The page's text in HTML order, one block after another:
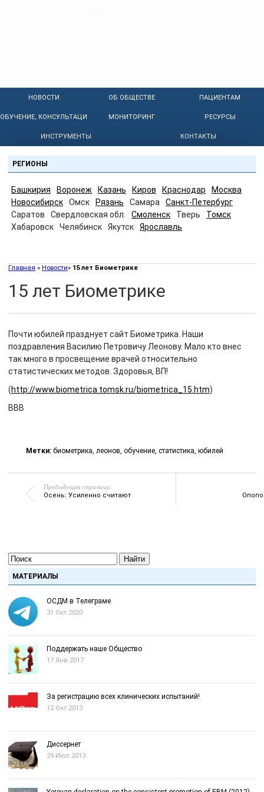
НОВОСТИ ОБ ОБЩЕСТВЕ ПАЦИЕНТАМ
ОБУЧЕНИЕ, КОНСУЛЬТАЦИИ МОНИТОРИНГ РЕСУРСЫ
ИНСТРУМЕНТЫ КОНТАКТЫ
РЕГИОНЫ
Башкирия Воронеж Казань Киров Краснодар
Москва
Новосибирск
Омск Рязань Самара
Санкт-Петербург
Саратов
Свердловская обл. Смоленск Тверь
Томск
Хабаровск
Челябинск Якутск Ярославль
Главная » Новости» 15 лет Биометрике
15 лет Биометрике
Почти юбилей празднует сайт Биометрика. Наши
поздравления Василию Петровичу Леонову. Мало кто внес
так много в просвещение врачей относительно
статистических методов. Здоровья, ВП!
(http://www.biometrica.tomsk.ru/biometrica_15.htm)
ВВВ
Метки: биометрика, леонов, обучение, статистика, юбилей
Предыдущая страница
Осень: Усиленно считают
Найти
МАТЕРИАЛЫ
ОСДМ в Телеграме
31 Окт 2020
Поддержать наше Общество
17 Янв 2017
За регистрацию всех клинических испытаний!
12 Окт 2013
Диссернет
29 Июл 2013